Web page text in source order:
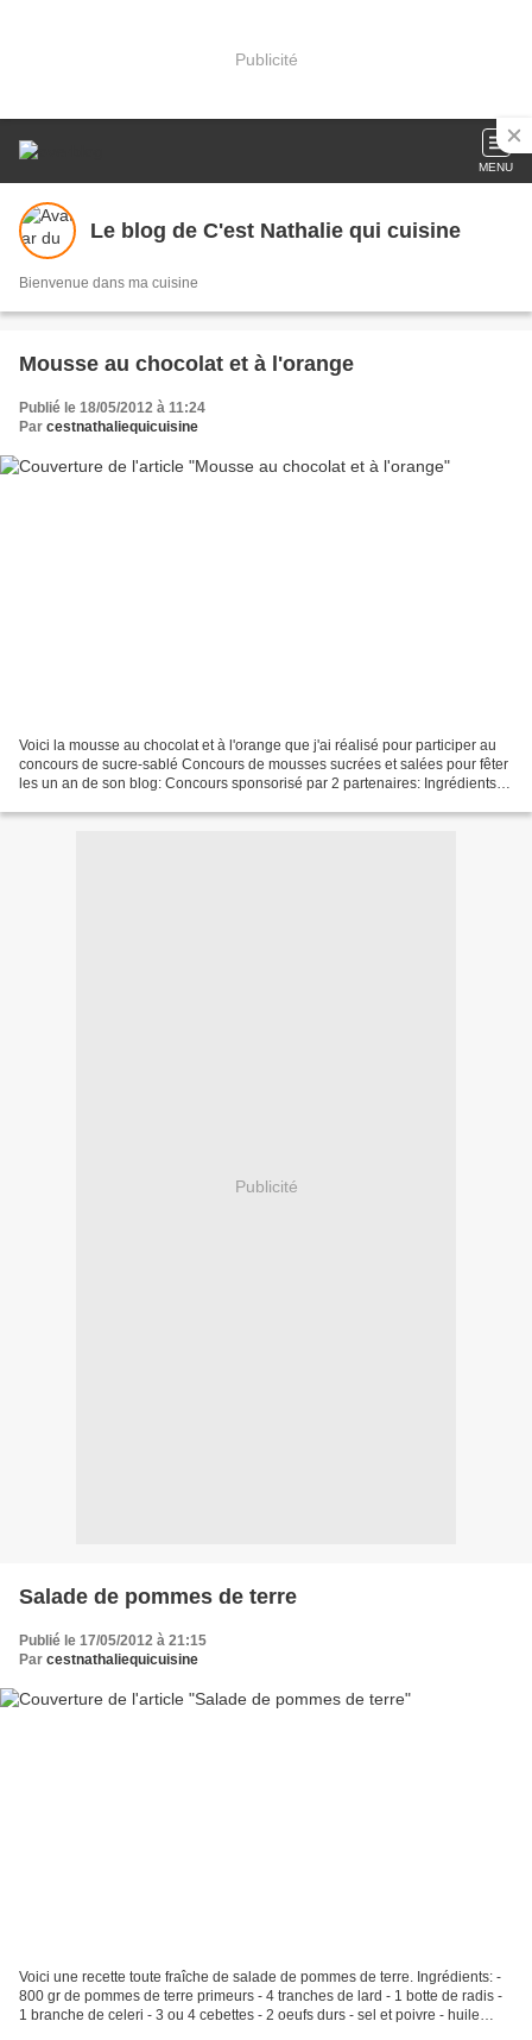
Publicité
MENU
Le blog de C'est Nathalie qui cuisine
Bienvenue dans ma cuisine
Mousse au chocolat et à l'orange
Publié le 18/05/2012 à 11:24
Par cestnathaliequicuisine
Voici la mousse au chocolat et à l'orange que j'ai réalisé pour participer au
concours de sucre-sablé Concours de mousses sucrées et salées pour fêter
les un an de son blog: Concours sponsorisé par 2 partenaires: Ingrédients : -
Publicité
Salade de pommes de terre
Publié le 17/05/2012 à 21:15
Par cestnathaliequicuisine
Voici une recette toute fraîche de salade de pommes de terre. Ingrédients: -
800 gr de pommes de terre primeurs - 4 tranches de lard - 1 botte de radis -
1 branche de celeri - 3 ou 4 cebettes - 2 oeufs durs - sel et poivre - huile